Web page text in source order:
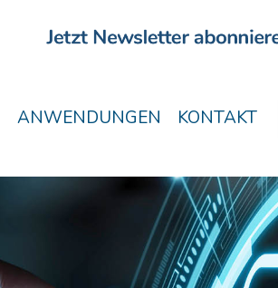
ANWENDUNGEN KONTAKT